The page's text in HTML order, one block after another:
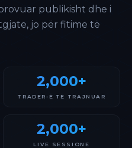
publikisht dhe i
jo për fitime të
2,000+
TRADER-Ë TË TRAJNUAR
2,000+
LIVE SESSIONE